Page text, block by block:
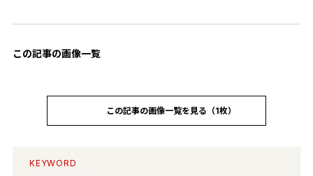
この記事の画像一覧
この記事の画像一覧を見る（1枚）
KEYWORD